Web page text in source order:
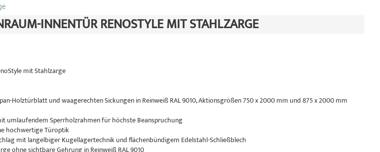
INNENTÜR RENOSTYLE MIT STAHLZARGE
mit Stahlzarge
Holztürblatt und waagerechten Sickungen in Reinweiß RAL 9010, Aktionsgrößen 750 x 2000 mm und 875 x 2000 mm
umlaufendem Sperrholzrahmen für höchste Beanspruchung
hochwertige Türoptik
mit langelbiger Kugellagertechnik und flächenbündigem Edelstahl-Schließblech